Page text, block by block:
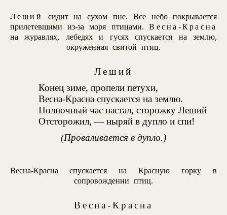
Леший
сидит на сухом пне. Все небо покрывается
прилетевшими из-за моря птицами.Весна-Красна
на журавлях, лебедях и гусях спускается на землю,
окруженная свитой птиц.
Леший
Конец зиме, пропели петухи,
Весна-Красна спускается на землю.
Полночный час настал, сторожку Леший
Отсторожил, — ныряй в дупло и спи!
(Проваливается в дупло.)
Весна-Красна спускается на Красную горку в
сопровождении птиц.
Весна-Красна